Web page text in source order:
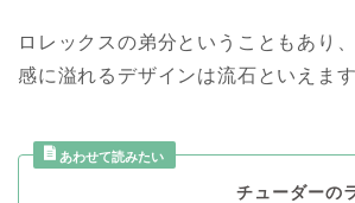
ロレックスの弟分ということもあり
感に溢れるデザインは流石といえます
チューダーの